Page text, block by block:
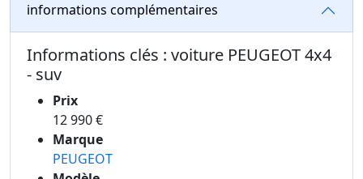
informations complémentaires
Informations clés : voiture PEUGEOT 4x4
- suv
Prix
12 990 €
Marque
PEUGEOT